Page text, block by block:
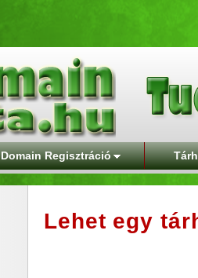
Domain Regisztráció
Lehet egy